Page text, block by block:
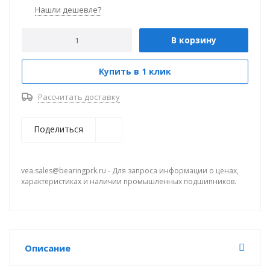
Нашли дешевле?
В корзину
Купить в 1 клик
Рассчитать доставку
Поделиться
vea.sales@bearingprk.ru - Для запроса информации о ценах,
характеристиках и наличии промышленных подшипников.
Описание